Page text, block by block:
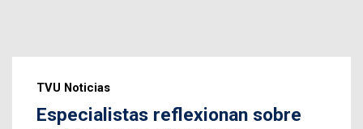
TVU Noticias
Especialistas reflexionan sobre